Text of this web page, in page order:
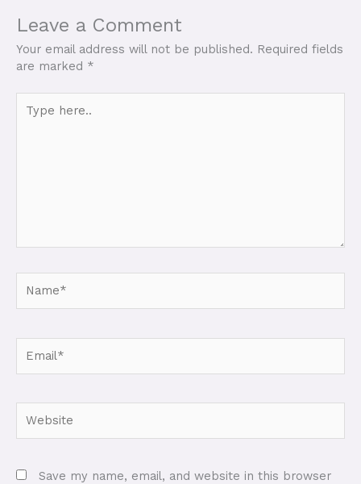
Leave a Comment
Your email address will not be published. Required fields
are marked *
here..
Save my name, email, and website in this browser